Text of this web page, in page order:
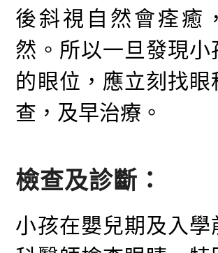
後斜視自然會痊癒
然。所以一旦發現小
的眼位，應立刻找眼
查，及早治療。
檢查及診斷：
小孩在嬰兒期及入學